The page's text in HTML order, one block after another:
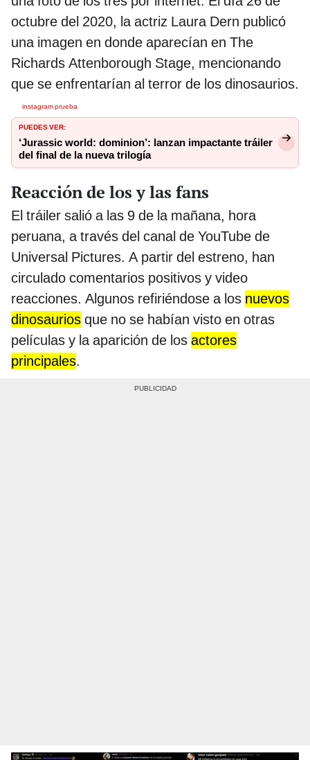
octubre del 2020, la actriz Laura Dern publicó
una imagen en donde aparecían en The
Richards Attenborough Stage, mencionando
que se enfrentarían al terror de los dinosaurios.
instagram prueba
PUEDES VER:
‘Jurassic world: dominion’: lanzan impactante tráiler
del final de la nueva trilogía
Reacción de los y las fans
El tráiler salió a las 9 de la mañana, hora
peruana, a través del canal de YouTube de
Universal Pictures. A partir del estreno, han
circulado comentarios positivos y video
reacciones. Algunos refiriéndose a los nuevos
dinosaurios que no se habían visto en otras
películas y la aparición de los actores
principales.